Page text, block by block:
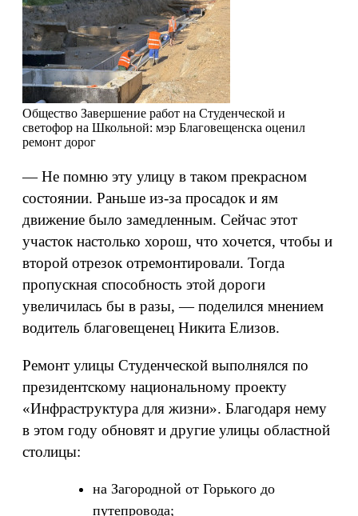
Общество Завершение работ на Студенческой и
светофор на Школьной: мэр Благовещенска оценил
ремонт дорог
— Не помню эту улицу в таком прекрасном
состоянии. Раньше из-за просадок и ям
движение было замедленным. Сейчас этот
участок настолько хорош, что хочется, чтобы и
второй отрезок отремонтировали. Тогда
пропускная способность этой дороги
увеличилась бы в разы, — поделился мнением
водитель благовещенец Никита Елизов.
Ремонт улицы Студенческой выполнялся по
президентскому национальному проекту
«Инфраструктура для жизни». Благодаря нему
в этом году обновят и другие улицы областной
столицы:
на Загородной от Горького до
путепровода;